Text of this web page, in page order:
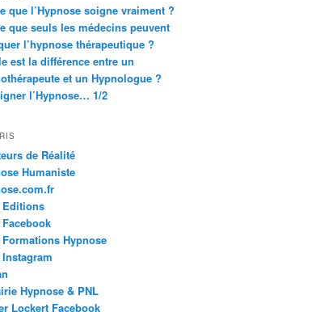
que l’Hypnose soigne vraiment ?
que seuls les médecins peuvent
l’hypnose thérapeutique ?
est la différence entre un
et un Hypnologue ?
l’Hypnose… 1/2
de Réalité
Humaniste
Editions
Formations Hypnose
Instagram
Hypnose & PNL
Lockert Facebook